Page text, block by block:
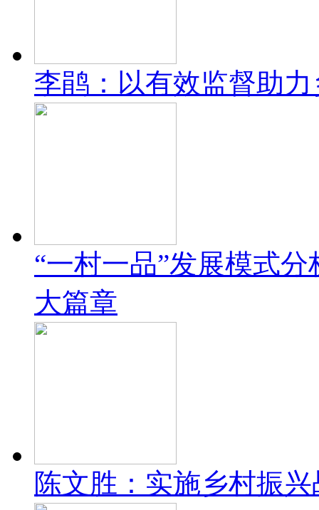
李鹃：以有效监督助
“一村一品”发展模式
大篇章
陈文胜：实施乡村振